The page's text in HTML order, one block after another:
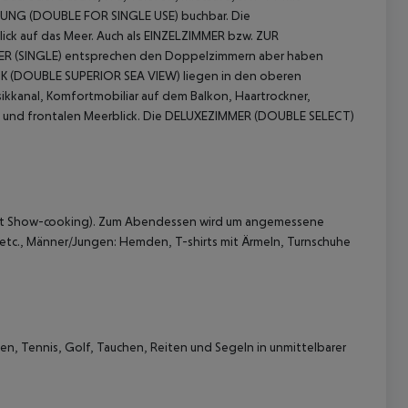
(DOUBLE FOR SINGLE USE) buchbar. Die
auf das Meer. Auch als EINZELZIMMER bzw. ZUR
(SINGLE) entsprechen den Doppelzimmern aber haben
(DOUBLE SUPERIOR SEA VIEW) liegen in den oberen
Komfortmobiliar auf dem Balkon, Haartrockner,
frontalen Meerblick. Die DELUXEZIMMER (DOUBLE SELECT)
cooking). Zum Abendessen wird um angemessene
Männer/Jungen: Hemden, T-shirts mit Ärmeln, Turnschuhe
Tennis, Golf, Tauchen, Reiten und Segeln in unmittelbarer